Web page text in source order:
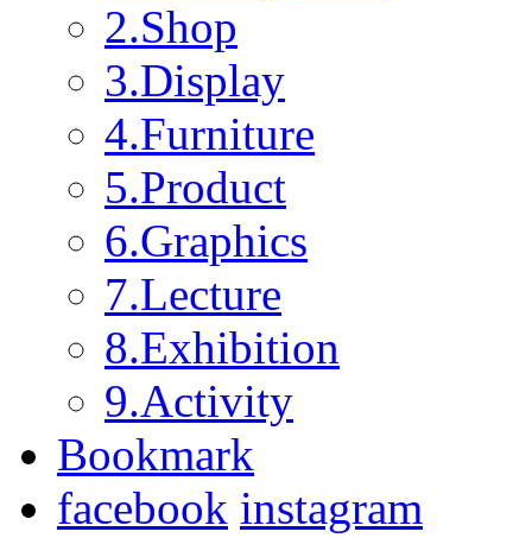
2.Shop
3.Display
4.Furniture
5.Product
6.Graphics
7.Lecture
8.Exhibition
9.Activity
Bookmark
facebook instagram